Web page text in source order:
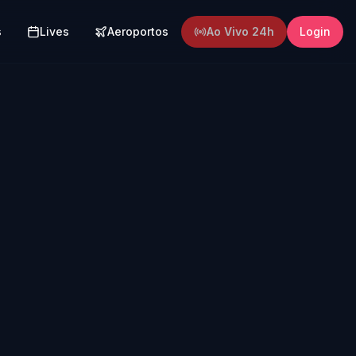
Lives Aeroportos Ao Vivo 24h Login